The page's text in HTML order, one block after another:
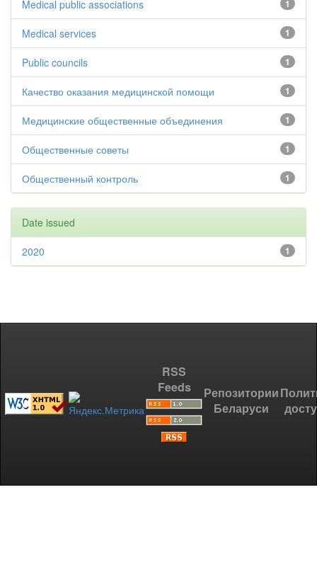
1
Medical public associations
1
Medical services
1
Public councils
1
Качество оказания медицинской помощи
1
Медицинские общественные объединения
1
Общественные советы
1
Общественный контроль
Date issued
1
2020
RSS
Feeds
Репозитории
Беларуси